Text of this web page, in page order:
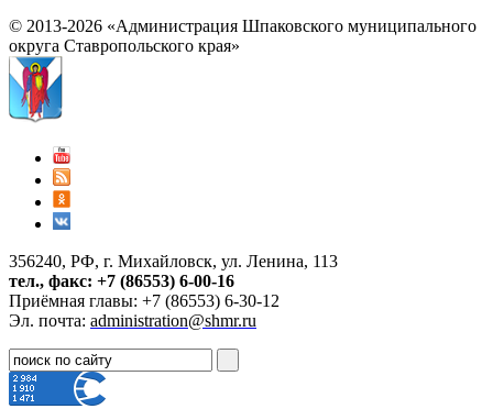
© 2013-2026 «Администрация Шпаковского муниципального
округа Ставропольского края»
356240, РФ, г. Михайловск, ул. Ленина, 113
тел., факс: +7 (86553) 6-00-16
Приёмная главы: +7 (86553) 6-30-12
Эл. почта: administration@shmr.ru